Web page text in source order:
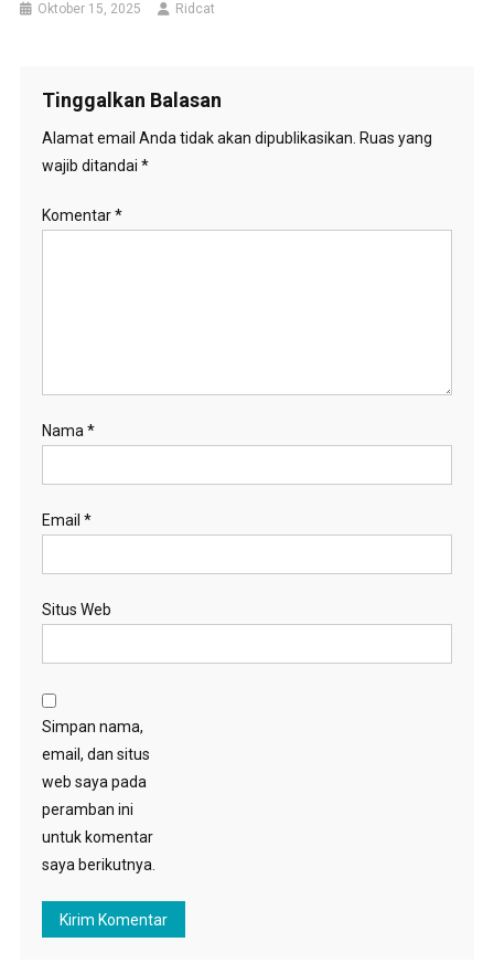
Oktober 15, 2025 Ridcat
Tinggalkan Balasan
Alamat email Anda tidak akan dipublikasikan. Ruas yang
wajib ditandai *
Komentar*
Nama *
Email *
Situs Web
Simpan nama,
email, dan situs
web saya pada
peramban ini
untuk komentar
saya berikutnya.